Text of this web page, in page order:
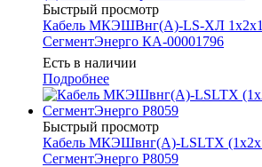
Быстрый просмотр
Кабель МКЭШВнг(А)-LS-ХЛ
СегментЭнерго КА-00001796
Есть в наличии
Подробнее
Быстрый просмотр
Кабель МКЭШвнг(А)-LSLTX
СегментЭнерго Р8059